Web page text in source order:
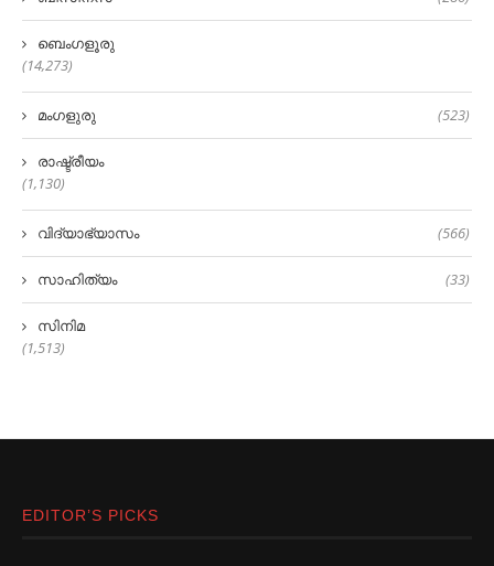
ബെംഗളൂരു
(14,273)
മംഗളുരു (523)
രാഷ്ട്രീയം
(1,130)
വിദ്യാഭ്യാസം (566)
സാഹിത്യം (33)
സിനിമ
(1,513)
EDITOR’S PICKS